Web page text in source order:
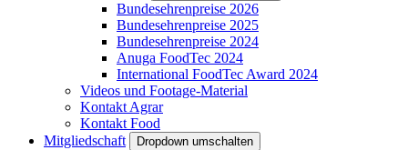
Bundesehrenpreise 2026
Bundesehrenpreise 2025
Bundesehrenpreise 2024
Anuga FoodTec 2024
International FoodTec Award 2024
Videos und Footage-Material
Kontakt Agrar
Kontakt Food
Mitgliedschaft
Dropdown umschalten